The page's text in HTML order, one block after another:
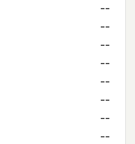
--
--
--
--
--
--
--
--